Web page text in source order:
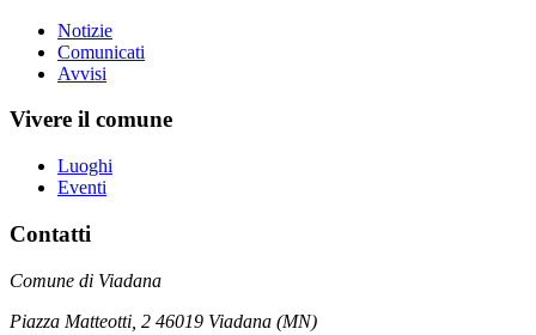
Notizie
Comunicati
Avvisi
Vivere il comune
Luoghi
Eventi
Contatti
Comune di Viadana
Piazza Matteotti, 2 46019 Viadana (MN)